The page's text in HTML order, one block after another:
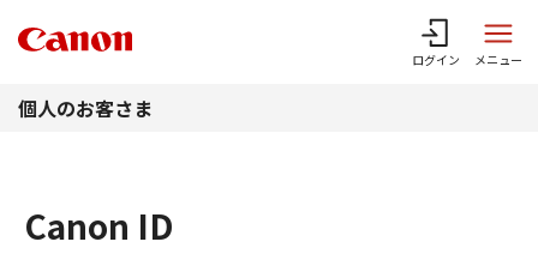
ログイン メニュー
個人のお客さま
Canon ID